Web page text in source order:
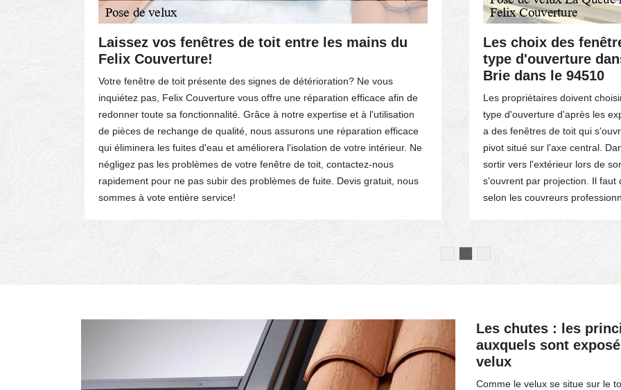
de
surtout
Laissez vos fenêtres de toit entre les mains du
Felix Couverture!
Votre fenêtre de toit présente des signes de détérioration? Ne vous
inquiétez pas, Felix Couverture vous offre une réparation efficace afin de
redonner toute sa fonctionnalité. Grâce à notre expertise et à l'utilisation
de pièces de rechange de qualité, nous assurons une réparation efficace
qui éliminera les fuites d'eau et améliorera l'isolation de votre intérieur. Ne
négligez pas les problèmes de votre fenêtre de toit, contactez-nous
rapidement pour ne pas subir des problèmes de fuite. Devis gratuit, nous
sommes à vote entière service!
Les choix des
type d'ouverture
Brie dans le 94510
Les propriétaires doivent
type d'ouverture d'après les
a des fenêtres de toit qui
pivot situé sur l'axe central.
sortir vers l'extérieur lors de
s'ouvrent par projection. Il faut
selon les couvreurs
Les chutes : les
auxquels sont
velux
Comme le velux se situe sur le